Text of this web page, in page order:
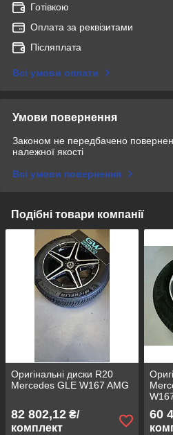
Готівкою
Оплата за реквізитами
Післяплата
Всі умови оплати
Умови повернення
Законом не передбачено
належної якості
Всі умови повернення
Подібні товари компанії
Оригінальні диски R20
Mercedes GLE W167 AMG
82 802,12 ₴/
комплект
60